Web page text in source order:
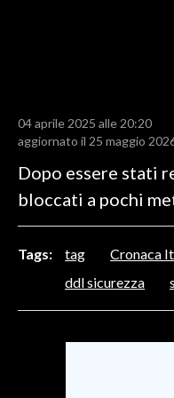
SPORT
RISULTATI E CLASSIFICHE
CALCIO
04 aprile 2025 alle 20:20
aggiornato il 25 maggio
Dopo essere stati
bloccati a pochi
Tags: tag Cronaca
ddl sicurezza